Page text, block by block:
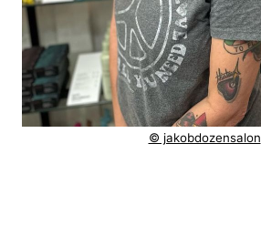
© jakobdozensalon